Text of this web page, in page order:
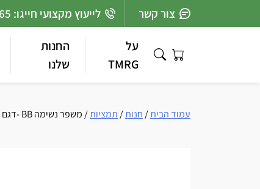
צור קשר לייעוץ מקצועי חייגו: 03-7363065
על
TMRG
החנות
שלנו
עמוד הבית/ חנות/ תמציות/ משפר נשימה BB -דגם 3 אביזר משפר הנשימה (BB (Better Breathing לתרגול וחיזוק מערכת הנשימה